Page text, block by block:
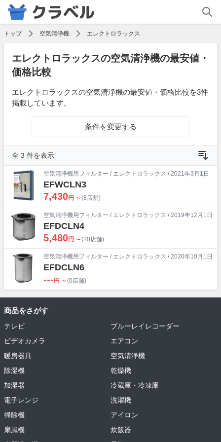
トップ 空気清浄機 エレクトロラックス
エレクトロラックスの空気清浄機の最安値・
価格比較
エレクトロラックスの空気清浄機の最安値・価格比較を3件
掲載しています。
条件を変更する
全 3 件を表示
空気清浄機用フィルター / エレクトロラックス / 2021年3月1日
EFWCLN3
7,430円 ～(8店舗)
空気清浄機用フィルター / エレクトロラックス / 2019年12月1日
EFDCLN4
5,480円 ～(20店舗)
空気清浄機用フィルター / エレクトロラックス / 2020年10月1日
EFDCLN6
--- 円 ～(0店舗)
商品をさがす
テレビ
ブルーレイレコーダー
ビデオカメラ
エアコン
暖房器具
空気清浄機
除湿機
乾燥機
加湿器
冷蔵庫・冷凍庫
電子レンジ
洗濯機
掃除機
アイロン
扇風機
炊飯器